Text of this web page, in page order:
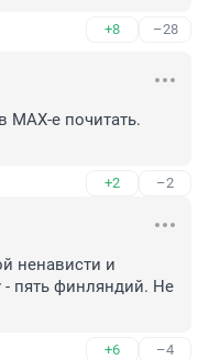
+8 –28
МАХ-е почитать.
+2 –2
ненависти и
пять финляндий. Не
+6 –4